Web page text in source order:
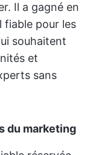
Il a gagné en
fiable pour les
souhaitent
et
sans
du marketing